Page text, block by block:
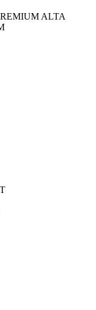
ALTA